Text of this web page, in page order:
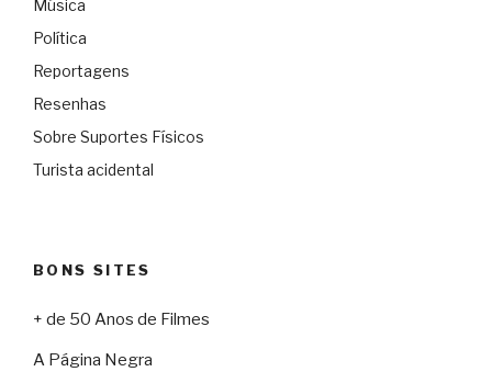
Música
Política
Reportagens
Resenhas
Sobre Suportes Físicos
Turista acidental
BONS SITES
+ de 50 Anos de Filmes
A Página Negra